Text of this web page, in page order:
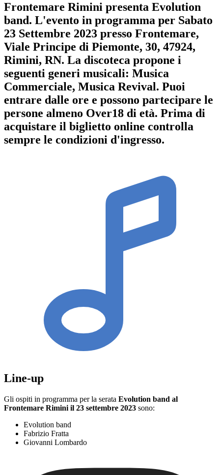
Frontemare Rimini presenta Evolution
band. L'evento in programma per Sabato
23 Settembre 2023 presso Frontemare,
Viale Principe di Piemonte, 30, 47924,
Rimini, RN. La discoteca propone i
seguenti generi musicali: Musica
Commerciale, Musica Revival. Puoi
entrare dalle ore e possono partecipare le
persone almeno Over18 di età. Prima di
acquistare il biglietto online controlla
sempre le condizioni d'ingresso.
Line-up
Gli ospiti in programma per la serata Evolution band al
Frontemare Rimini il 23 settembre 2023 sono:
Evolution band
Fabrizio Fratta
Giovanni Lombardo